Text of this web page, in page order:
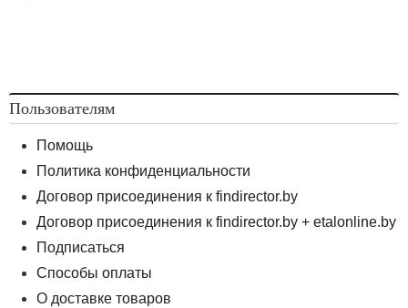
Пользователям
Помощь
Политика конфиденциальности
Договор присоединения к findirector.by
Договор присоединения к findirector.by + etalonline.by
Подписаться
Способы оплаты
О доставке товаров